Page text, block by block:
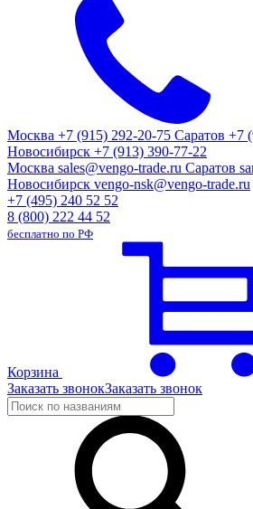
Москва +7 (915) 292-20-75 Саратов +7
Новосибирск +7 (913) 390-77-22
Москва sales@vengo-trade.ru Саратов
Новосибирск vengo-nsk@vengo-trade.ru
+7 (495) 240 52 52
8 (800) 222 44 52
бесплатно по РФ
Корзина
Заказать звонокЗаказать звонок